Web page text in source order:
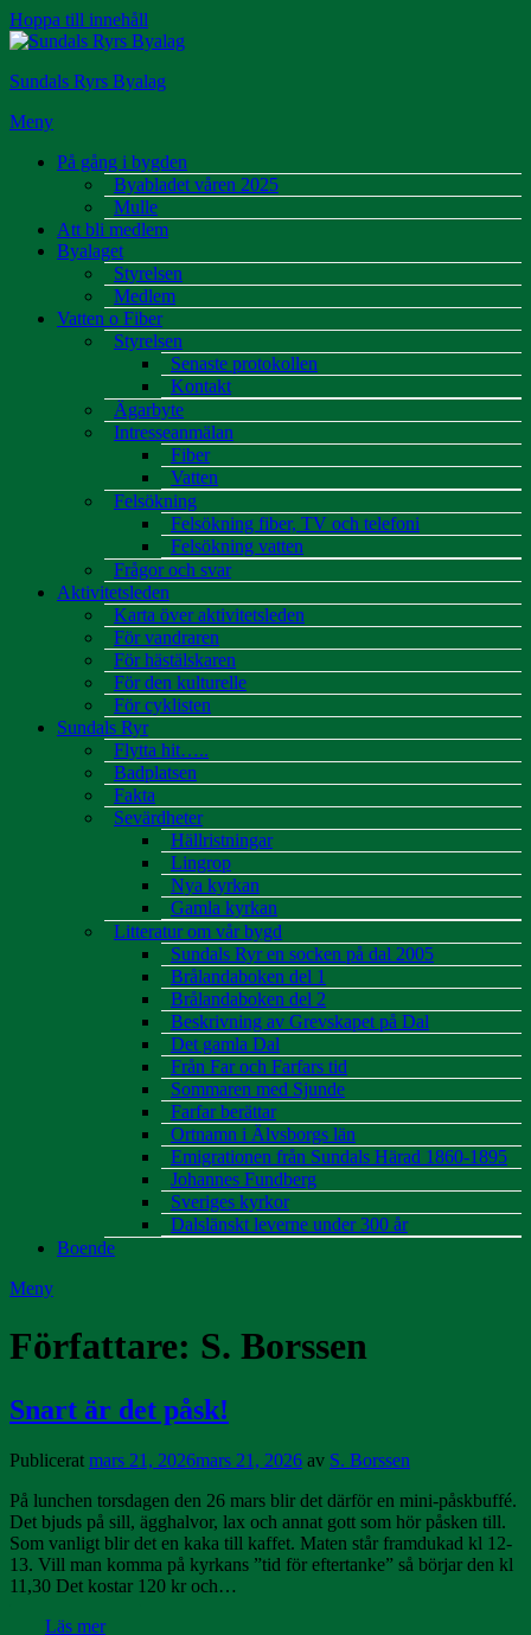
Hoppa till innehåll
Sundals Ryrs Byalag
Meny
På gång i bygden
Byabladet våren 2025
Mulle
Att bli medlem
Byalaget
Styrelsen
Medlem
Vatten o Fiber
Styrelsen
Senaste protokollen
Kontakt
Ägarbyte
Intresseanmälan
Fiber
Vatten
Felsökning
Felsökning fiber, TV och telefoni
Felsökning vatten
Frågor och svar
Aktivitetsleden
Karta över aktivitetsleden
För vandraren
För hästälskaren
För den kulturelle
För cyklisten
Sundals Ryr
Flytta hit…..
Badplatsen
Fakta
Sevärdheter
Hällristningar
Lingrop
Nya kyrkan
Gamla kyrkan
Litteratur om vår bygd
Sundals Ryr en socken på dal 2005
Brålandaboken del 1
Brålandaboken del 2
Beskrivning av Grevskapet på Dal
Det gamla Dal
Från Far och Farfars tid
Sommaren med Sjunde
Farfar berättar
Ortnamn i Älvsborgs län
Emigrationen från Sundals Härad 1860-1895
Johannes Fundberg
Sveriges kyrkor
Dalslänskt leverne under 300 år
Boende
Meny
Författare: S. Borssen
Snart är det påsk!
Publicerat mars 21, 2026mars 21, 2026 av S. Borssen
På lunchen torsdagen den 26 mars blir det därför en mini-påskbuffé.
Det bjuds på sill, ägghalvor, lax och annat gott som hör påsken till.
Som vanligt blir det en kaka till kaffet. Maten står framdukad kl 12-
13. Vill man komma på kyrkans ”tid för eftertanke” så börjar den kl
11,30 Det kostar 120 kr och…
Läs mer